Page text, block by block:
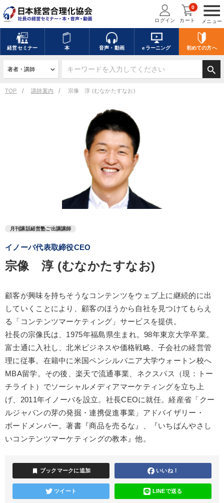
menu
メニュー
ログイン カート
0
経営セミナー 本 音声・動画 eラーニング 初めての方へ
search
TOP 講師案内 宗像 淳 (むなかたすなお)
月刊講話経営塾ご出講講師
イノーバ代表取締役CEO
宗像 淳 (むなかたすなお)
顧客が興味を持ちそうなコンテンツをウェブ上に継続的に出
していくことにより、顧客のほうから自社を見つけてもらえ
る「コンテンツマーケティング」サービスを提供。
社長の宗像氏は、1975年福島県生まれ。98年東京大学卒業。
富士通に入社し、北米ビジネスや価格戦略、子会社の経営管
理に従事。在籍中に米国ペンシルバニア大学ウォートン校へ
MBA留学。その後、楽天で流通事業、ネクスパス（現：トー
チライト）でソーシャルメディアマーケティングを立ち上
げ、2011年イノーバを設立。社長CEOに就任。経産省「クー
ルジャパンの芽の発掘・連携促進事業」アドバイザリー・
ボードメンバー。著書『商品を売るな』、『いちばんやさし
いコンテンツマーケティングの教本』他。
bookmark ブックマークに追加 いいね！
ツイート LINEで送る